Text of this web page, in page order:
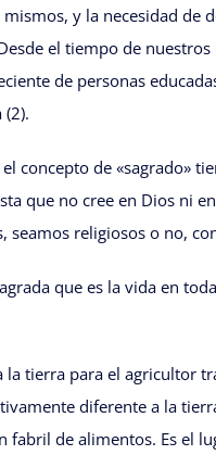
y la necesidad
el tiempo de
de personas
concepto de
que no cree en Dios ni
religiosos o no,
que es la vida en
tierra para el agricultor
diferente a la
de alimentos. Es el